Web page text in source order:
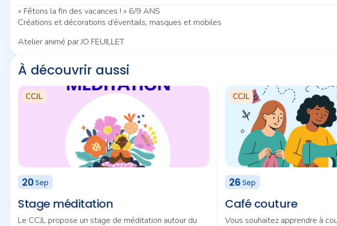
« Fêtons la fin des vacances ! » 6/9 ANS
Créations et décorations d’éventails, masques et mobiles
Atelier animé par JO FEUILLET
À découvrir aussi
CCJL
20 Sep
Stage méditation
Le CCJL propose un stage de méditation autour du
CCJL
26 Sep
Café couture
Vous souhaitez apprendre à